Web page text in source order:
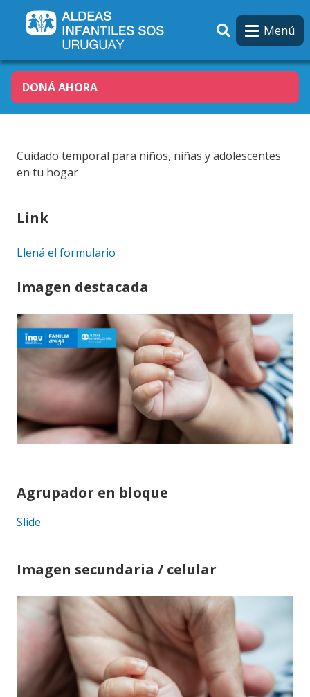
Menú
DONÁ AHORA
Cuidado temporal para niños, niñas y adolescentes
en tu hogar
Link
Llená el formulario
Imagen destacada
Agrupador en bloque
Slide
Imagen secundaria / celular